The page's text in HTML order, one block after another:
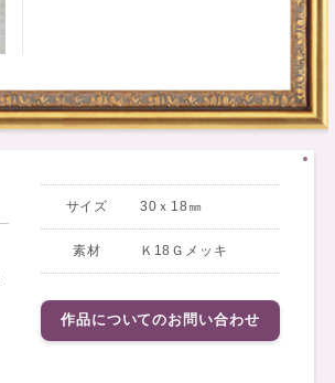
サイズ 30ｘ18㎜
素材 Ｋ18Ｇメッキ
作品についてのお問い合わせ